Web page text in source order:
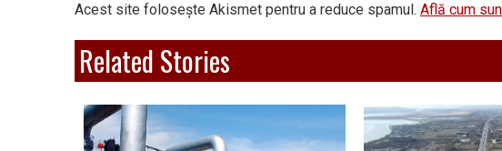
Acest site folosește Akismet pentru a reduce spamul. Află cum
Related Stories